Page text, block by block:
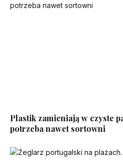
Plastik zamieniają w czyste
potrzeba nawet sortowni